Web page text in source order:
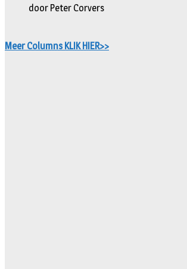
door Peter Corvers
Meer Columns KLIK HIER>>